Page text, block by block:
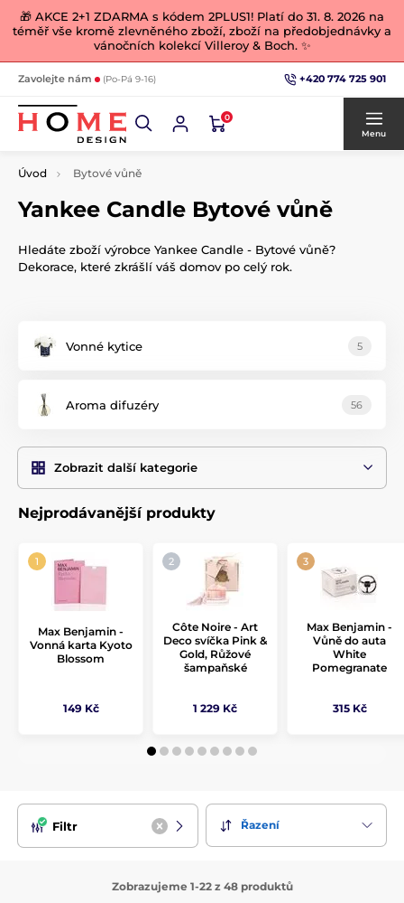
🎁 AKCE 2+1 ZDARMA s kódem 2PLUS1! Platí do 31. 8. 2026 na
téměř vše kromě zlevněného zboží, zboží na předobjednávky a
vánočních kolekcí Villeroy & Boch. ✨
Zavolejte nám (Po-Pá 9-16) +420 774 725 901
0
Menu
Úvod Bytové vůně
Yankee Candle Bytové vůně
Hledáte zboží výrobce Yankee Candle - Bytové vůně?
Dekorace, které zkrášlí váš domov po celý rok.
Vonné kytice 5
Aroma difuzéry 56
Zobrazit další kategorie
Nejprodávanější produkty
Max Benjamin -
Vonná karta Kyoto
Blossom
149 Kč
Côte Noire - Art
Deco svíčka Pink &
Gold, Růžové
šampaňské
1 229 Kč
Max Benjamin -
Vůně do auta
White
Pomegranate
315 Kč
Filtr Řazení
Zobrazujeme 1-22 z 48 produktů